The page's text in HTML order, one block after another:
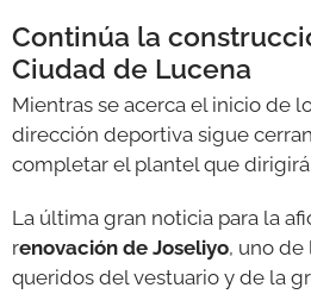
Continúa la
Ciudad de Lucena
Mientras se acerca el inicio de
dirección deportiva sigue
completar el plantel que dirigirá
La última gran noticia para la
renovación de Joseliyo, uno de
queridos del vestuario y de la